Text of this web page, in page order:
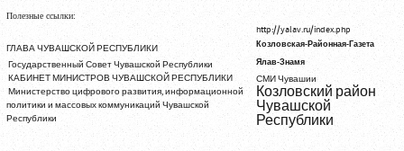
Полезные ссылки:
ГЛАВА ЧУВАШСКОЙ РЕСПУБЛИКИ
Государственный Совет Чувашской Республики
КАБИНЕТ МИНИСТРОВ ЧУВАШСКОЙ РЕСПУБЛИКИ
Министерство цифрового развития, информационной
политики и массовых коммуникаций Чувашской
Республики
http://yalav.ru/index.php
Козловская-Районная-Газета
Ялав-Знамя
СМИ Чувашии
Козловский район
Чувашской
Республики